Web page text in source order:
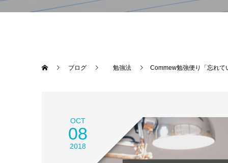
ブログ 勉強法 Commew勉強便り「忘れて
OCT
08
2018